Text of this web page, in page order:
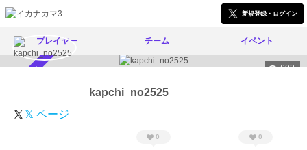
新規登録・ログイン
プレイヤー チーム イベント
602
kapchi_no2525
𝕏 ページ
0 0